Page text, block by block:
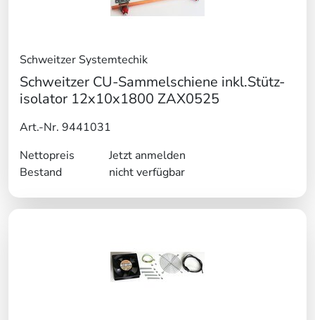
Schweitzer Systemtechik
Schweitzer CU-Sammelschiene inkl.Stütz-
isolator 12x10x1800 ZAX0525
Art.-Nr. 9441031
Nettopreis
Jetzt anmelden
Bestand
nicht verfügbar